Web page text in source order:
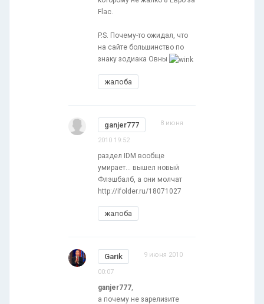
Flac.
P.S. Почему-то ожидал, что
на сайте большинство по
знаку зодиака Овны
жалоба
ganjer777 8 июня
2010 19:52
раздел IDM вообще
умирает... вышел новый
Флэшбалб, а они молчат
http://ifolder.ru/18071027
жалоба
Garik 9 июня 2010
00:07
ganjer777
а почему не зарелизите